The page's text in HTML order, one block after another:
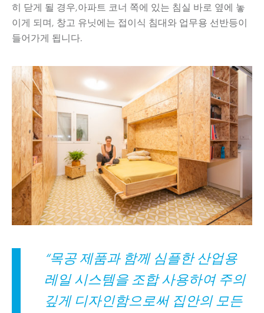
히 닫게 될 경우,아파트 코너 쪽에 있는 침실 바로 옆에 놓
이게 되며, 창고 유닛에는 접이식 침대와 업무용 선반등이
들어가게 됩니다.
“목공 제품과 함께 심플한 산업용
레일 시스템을 조합 사용하여 주의
깊게 디자인함으로써 집안의 모든